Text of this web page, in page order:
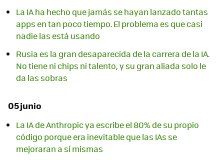
La IA ha hecho que jamás se hayan lanzado tantas
apps en tan poco tiempo. El problema es que casi
nadie las está usando
Rusia es la gran desaparecida de la carrera de la IA.
No tiene ni chips ni talento, y su gran aliada solo le
da las sobras
05 junio
La IA de Anthropic ya escribe el 80% de su propio
código porque era inevitable que las IAs se
mejoraran a sí mismas